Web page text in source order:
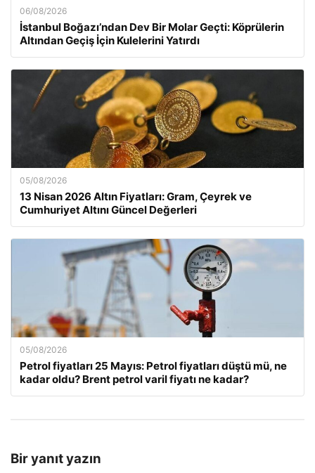
06/08/2026
İstanbul Boğazı’ndan Dev Bir Molar Geçti: Köprülerin
Altından Geçiş İçin Kulelerini Yatırdı
05/08/2026
13 Nisan 2026 Altın Fiyatları: Gram, Çeyrek ve
Cumhuriyet Altını Güncel Değerleri
05/08/2026
Petrol fiyatları 25 Mayıs: Petrol fiyatları düştü mü, ne
kadar oldu? Brent petrol varil fiyatı ne kadar?
Bir yanıt yazın